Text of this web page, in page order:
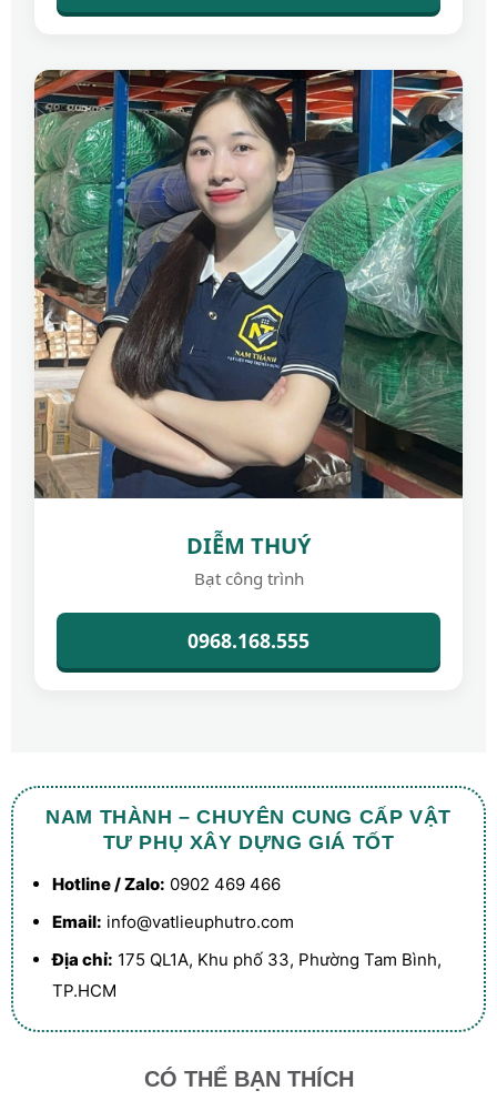
DIỄM THUÝ
Bạt công trình
0968.168.555
NAM THÀNH – CHUYÊN CUNG CẤP VẬT
TƯ PHỤ XÂY DỰNG GIÁ TỐT
Hotline / Zalo: 0902 469 466
Email: info@vatlieuphutro.com
Địa chỉ: 175 QL1A, Khu phố 33, Phường Tam Bình,
TP.HCM
CÓ THỂ BẠN THÍCH